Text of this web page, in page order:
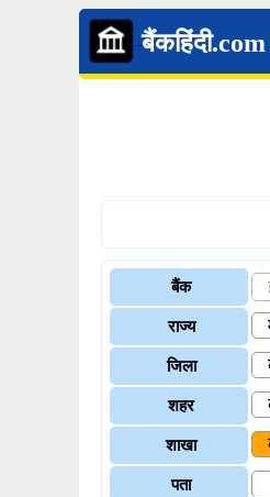
बैंकहिंदी.com
बैंक
राज्य
जिला
शहर
शाखा
पता